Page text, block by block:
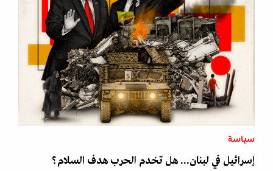
سياسة
إسرائيل في لبنان... هل تخدم الحرب هدف السلام؟